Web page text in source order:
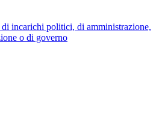
incarichi politici, di amministrazione,
o di governo